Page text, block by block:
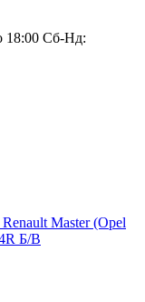
18:00 Сб-Нд:
Master (Opel
Б/В